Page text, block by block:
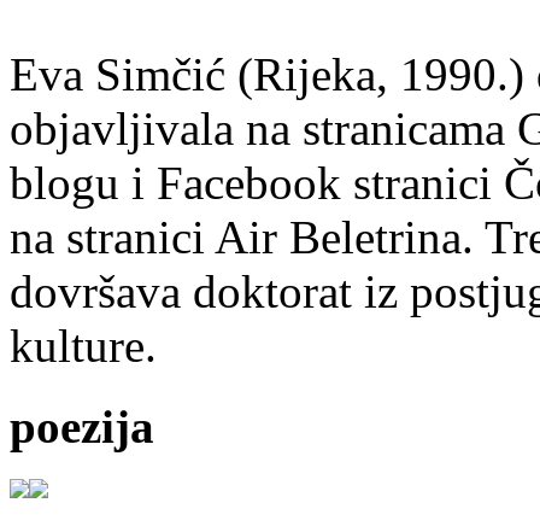
Eva Simčić (Rijeka, 1990.)
objavljivala na stranicama
blogu i Facebook stranici
na stranici Air Beletrina.
dovršava doktorat iz
kulture.
poezija